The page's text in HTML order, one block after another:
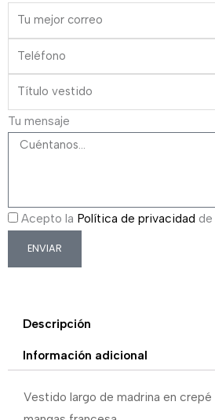
Tu mensaje
Acepto la Política de privacidad
ENVIAR
Descripción
Información adicional
Vestido largo de madrina en